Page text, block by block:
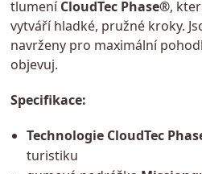
tlumeníCloudTec Phase®,
vytváří hladké, pružné kroky.
navrženy pro maximální
objevuj.
Specifikace:
Technologie CloudTec
turistiku